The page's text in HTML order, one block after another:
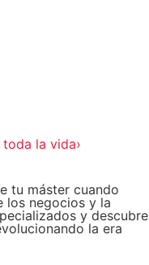
la vida›
tu máster cuando
los negocios y la
y descubre
la era